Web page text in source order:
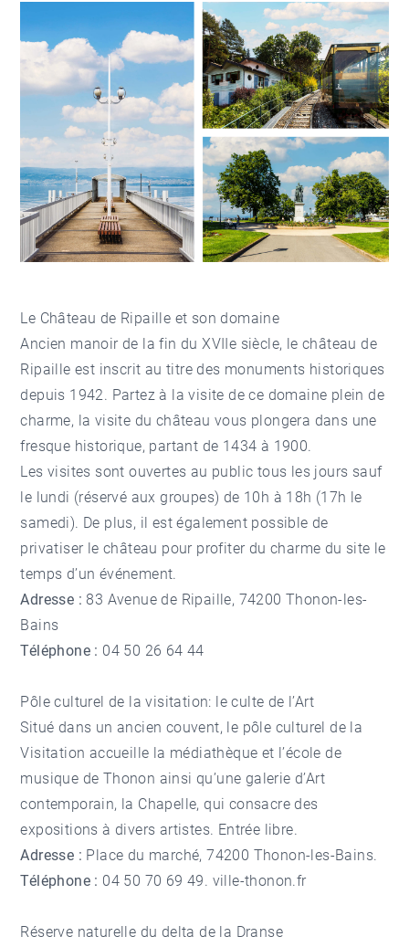
Le Château de Ripaille et son domaine
Ancien manoir de la fin du XVIIe siècle, le château de
Ripaille est inscrit au titre des monuments historiques
depuis 1942. Partez à la visite de ce domaine plein de
charme, la visite du château vous plongera dans une
fresque historique, partant de 1434 à 1900.
Les visites sont ouvertes au public tous les jours sauf
le lundi (réservé aux groupes) de 10h à 18h (17h le
samedi). De plus, il est également possible de
privatiser le château pour profiter du charme du site le
temps d’un événement.
Adresse : 83 Avenue de Ripaille, 74200 Thonon-les-
Bains
Téléphone : 04 50 26 64 44
Pôle culturel de la visitation: le culte de l’Art
Situé dans un ancien couvent, le pôle culturel de la
Visitation accueille la médiathèque et l’école de
musique de Thonon ainsi qu’une galerie d’Art
contemporain, la Chapelle, qui consacre des
expositions à divers artistes. Entrée libre.
Adresse : Place du marché, 74200 Thonon-les-Bains.
Téléphone : 04 50 70 69 49. ville-thonon.fr
Réserve naturelle du delta de la Dranse